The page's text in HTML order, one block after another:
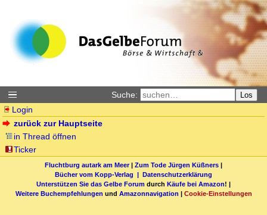
Suche: Los
Login
zurück zur Hauptseite
in Thread öffnen
Ticker
Fluchtburg autark am Meer| Zum Tode Jürgen Küßners |
Bücher vom Kopp-Verlag | Datenschutzerklärung
Unterstützen Sie das Gelbe Forum durch Käufe bei Amazon! |
Weitere Buchempfehlungen und Amazonnavigation | Cookie-Einstellungen